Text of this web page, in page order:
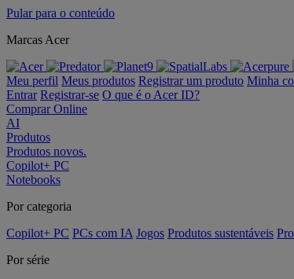
Pular para o conteúdo
Marcas Acer
Meu perfil Meus produtos Registrar um produto Minha
Entrar Registrar-se O que é o Acer ID?
Comprar Online
AI
Produtos
Produtos novos.
Copilot+ PC
Notebooks
Por categoria
Copilot+ PC PCs com IA Jogos Produtos sustentáveis
Por série